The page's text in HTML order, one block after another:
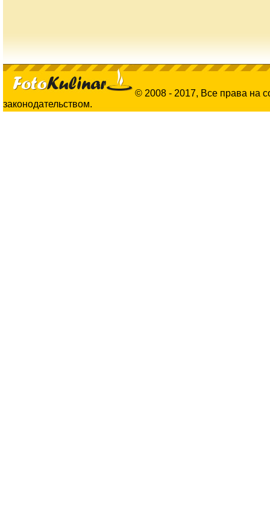
© 2008 - 2017, Все права на
законодательством.